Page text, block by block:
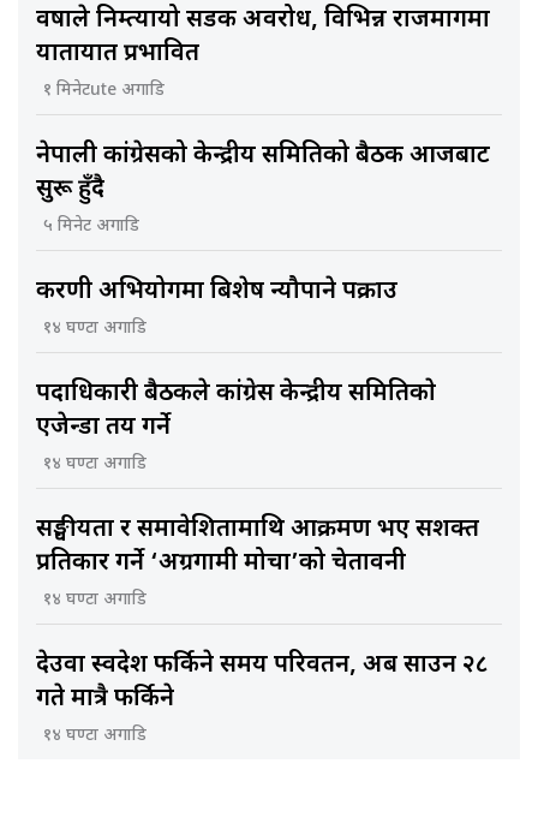
वर्षाले निम्त्यायो सडक अवरोध, विभिन्न राजमार्गमा
यातायात प्रभावित
१ मिनेटute अगाडि
नेपाली कांग्रेसको केन्द्रीय समितिको बैठक आजबाट
सुरू हुँदै
५ मिनेट अगाडि
करणी अभियोगमा बिशेष न्यौपाने पक्राउ
१४ घण्टा अगाडि
पदाधिकारी बैठकले कांग्रेस केन्द्रीय समितिकाे
एजेन्डा तय गर्ने
१४ घण्टा अगाडि
सङ्घीयता र समावेशितामाथि आक्रमण भए सशक्त
प्रतिकार गर्ने ‘अग्रगामी मोर्चा’को चेतावनी
१४ घण्टा अगाडि
देउवा स्वदेश फर्किने समय परिवर्तन, अब साउन २८
गते मात्रै फर्किने
१४ घण्टा अगाडि